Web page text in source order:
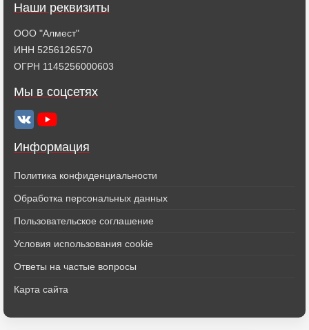
Информация
Политика конфиденциальности
Обработка персональных данных
Пользовательское соглашение
Условия использования cookie
Ответы на частые вопросы
Карта сайта
Наши реквизиты
ООО "Алмест"
ИНН 5256126570
ОГРН 1145256000603
Мы в соцсетях